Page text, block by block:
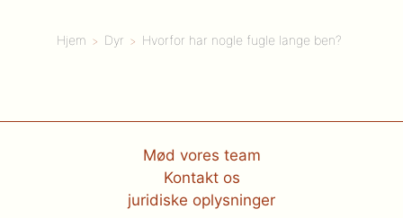
Hjem Dyr Hvorfor har nogle fugle lange ben?
Mød vores team
Kontakt os
juridiske oplysninger